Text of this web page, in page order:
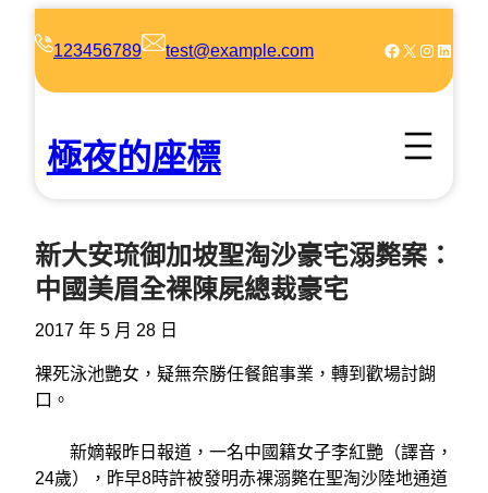
123456789 test@example.com Facebook X Instagram LinkedIn
極夜的座標
新大安琉御加坡聖淘沙豪宅溺斃案：
中國美眉全裸陳屍總裁豪宅
2017 年 5 月 28 日
裸死泳池艷女，疑無奈勝任餐館事業，轉到歡場討餬
口。
新嫡報昨日報道，一名中國籍女子李紅艷（譯音，
24歲），昨早8時許被發明赤裸溺斃在聖淘沙陸地通道